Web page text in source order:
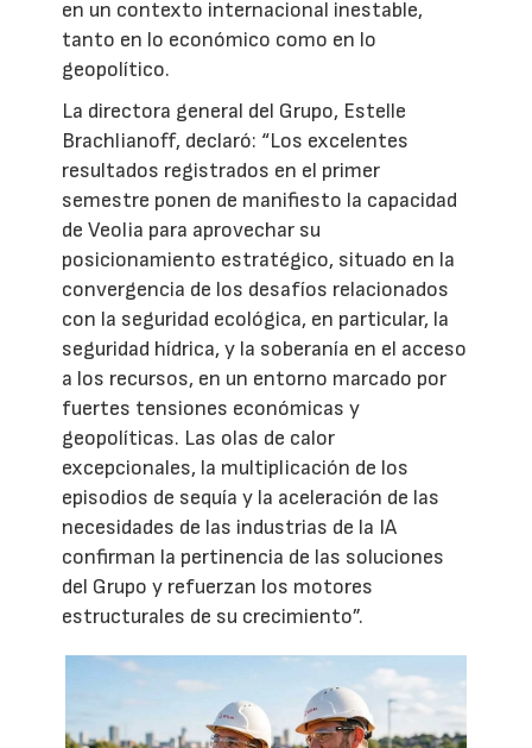
en un contexto internacional inestable,
tanto en lo económico como en lo
geopolítico.
La directora general del Grupo, Estelle
Brachlianoff, declaró: “Los excelentes
resultados registrados en el primer
semestre ponen de manifiesto la capacidad
de Veolia para aprovechar su
posicionamiento estratégico, situado en la
convergencia de los desafíos relacionados
con la seguridad ecológica, en particular, la
seguridad hídrica, y la soberanía en el acceso
a los recursos, en un entorno marcado por
fuertes tensiones económicas y
geopolíticas. Las olas de calor
excepcionales, la multiplicación de los
episodios de sequía y la aceleración de las
necesidades de las industrias de la IA
confirman la pertinencia de las soluciones
del Grupo y refuerzan los motores
estructurales de su crecimiento”.